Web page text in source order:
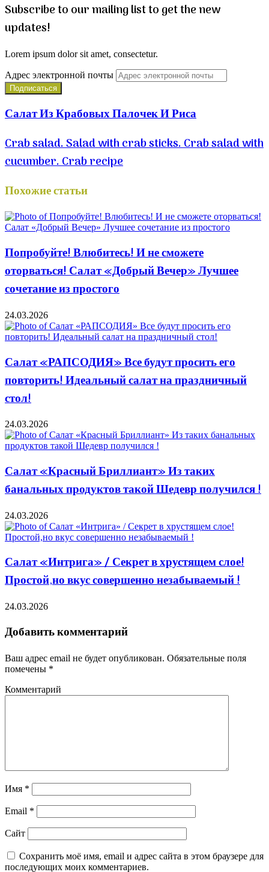
Subscribe to our mailing list to get the new
updates!
Lorem ipsum dolor sit amet, consectetur.
Адрес электронной почты
Салат Из Крабовых Палочек И Риса
Crab salad. Salad with crab sticks. Crab salad with
cucumber. Crab recipe
Похожие статьи
Попробуйте! Влюбитесь! И не сможете
оторваться! Салат «Добрый Вечер» Лучшее
сочетание из простого
24.03.2026
Салат «РАПСОДИЯ» Все будут просить его
повторить! Идеальный салат на праздничный
стол!
24.03.2026
Салат «Красный Бриллиант» Из таких
банальных продуктов такой Шедевр получился !
24.03.2026
Салат «Интрига» / Секрет в хрустящем слое!
Простой,но вкус совершенно незабываемый !
24.03.2026
Добавить комментарий
Ваш адрес email не будет опубликован. Обязательные поля
помечены *
Комментарий
Имя *
Email *
Сайт
Сохранить моё имя, email и адрес сайта в этом браузере для
последующих моих комментариев.